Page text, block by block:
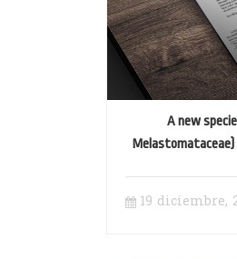
A new
19 diciembre,